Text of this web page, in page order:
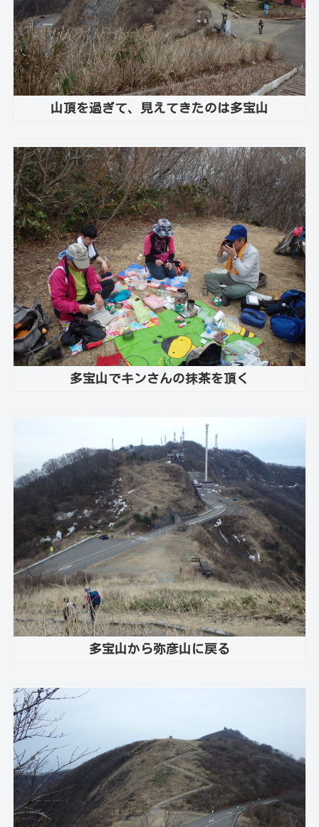
山頂を過ぎて、見えてきたのは多宝山
多宝山でキンさんの抹茶を頂く
多宝山から弥彦山に戻る